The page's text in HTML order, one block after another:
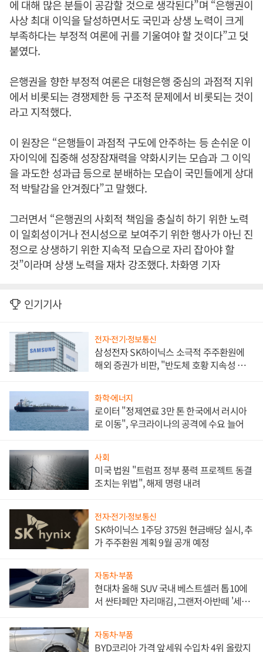
에 대해 많은 분들이 공감할 것으로 생각된다”며 “은행권이
사상 최대 이익을 달성하면서도 국민과 상생 노력이 크게
부족하다는 부정적 여론에 귀를 기울여야 할 것이다”고 덧
붙였다.
은행권을 향한 부정적 여론은 대형은행 중심의 과점적 지위
에서 비롯되는 경쟁제한 등 구조적 문제에서 비롯되는 것이
라고 지적했다.
이 원장은 “은행들이 과점적 구도에 안주하는 등 손쉬운 이
자이익에 집중해 성장잠재력을 약화시키는 모습과 그 이익
을 과도한 성과급 등으로 분배하는 모습이 국민들에게 상대
적 박탈감을 안겨줬다”고 말했다.
그러면서 “은행권의 사회적 책임을 충실히 하기 위한 노력
이 일회성이거나 전시성으로 보여주기 위한 행사가 아닌 진
정으로 상생하기 위한 지속적 모습으로 자리 잡아야 할
것”이라며 상생 노력을 재차 강조했다. 차화영 기자
인기기사
전자·전기·정보통신
삼성전자 SK하이닉스 소극적 주주환원에
해외 증권가 비판, "반도체 호황 지속성 의
화학·에너지
로이터 "정제연료 3만 톤 한국에서 러시아
로 이동", 우크라이나의 공격에 수요 늘어
사회
미국 법원 "트럼프 정부 풍력 프로젝트 동결
조치는 위법", 해제 명령 내려
전자·전기·정보통신
SK하이닉스 1주당 375원 현금배당 실시, 추
가 주주환원 계획 9월 공개 예정
자동차·부품
현대차 올해 SUV 국내 베스트셀러 톱10에
서 싼타페만 자리매김, 그랜저·아반떼 '세단
자동차·부품
BYD코리아 가격 앞세워 수입차 4위 올랐지